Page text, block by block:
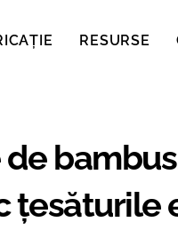
RESURSE
țesăturile